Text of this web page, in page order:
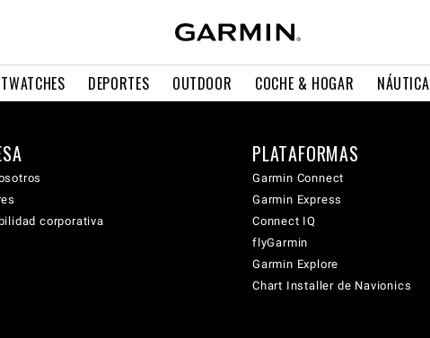
DEPORTES OUTDOOR COCHE & HOGAR NÁUTICA
corporativa
PLATAFORMAS
Garmin Connect
Garmin Express
Connect IQ
flyGarmin
Garmin Explore
Chart Installer de Navionics